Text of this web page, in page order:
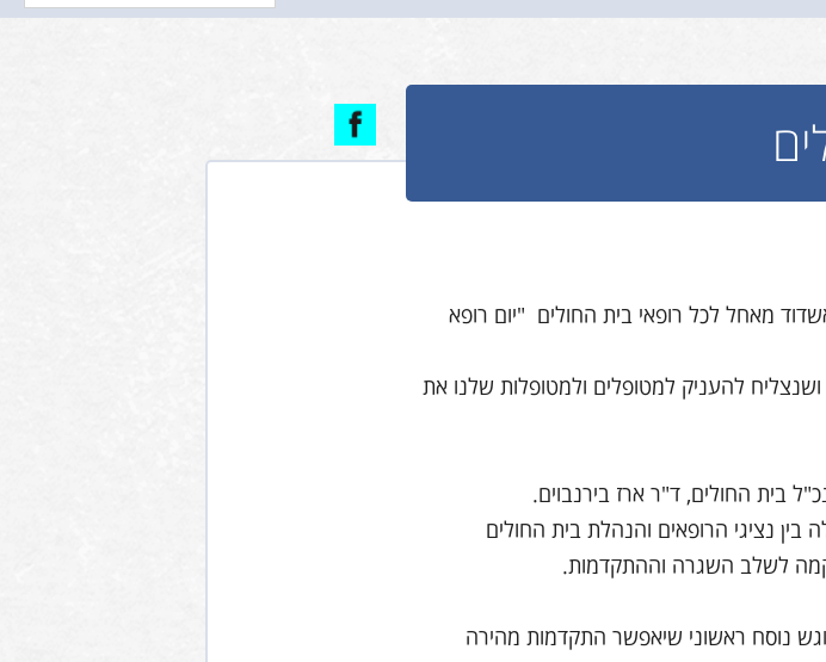
מאחל לכל רופאי בית החולים "יום רופא
להעניק למטופלים ולמטופלות שלנו את
בית החולים, ד"ר ארז בירנבוים.
נציגי הרופאים והנהלת בית החולים
לשלב השגרה וההתקדמות.
נוסח ראשוני שיאפשר התקדמות מהירה